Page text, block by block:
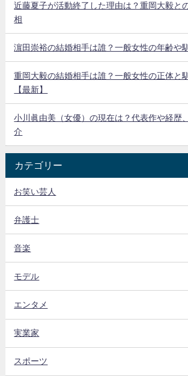
近藤夏子が活動終了した理由は？重岡大毅と
相
濵田崇裕の結婚相手は誰？一般女性の年齢や
重岡大毅の結婚相手は誰？一般女性の正体と
【最新】
小川眞由美（女優）の現在は？代表作や経歴
介
カテゴリー
お笑い芸人
弁護士
音楽
モデル
エンタメ
実業家
スポーツ